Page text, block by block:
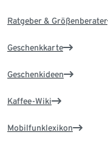
Ratgeber & Größenberater
Geschenkkarte
Geschenkideen
Kaffee-Wiki
Mobilfunklexikon